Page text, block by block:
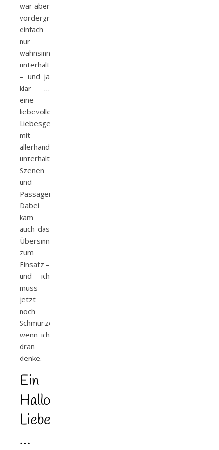
war aber
vordergründig
einfach
nur
wahnsinnig
unterhaltsam
– und ja
klar …
eine
liebevolle
Liebesgeschichte
mit
allerhand
unterhaltsamen
Szenen
und
Passagen.
Dabei
kam
auch das
Übersinnliche
zum
Einsatz –
und ich
muss
jetzt
noch
Schmunzeln
wenn ich
dran
denke.
Ein
Halloweenstarker
Liebesroman
…